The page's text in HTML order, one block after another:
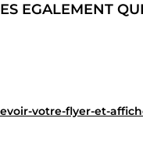
EGALEMENT
votre-flyer-et-